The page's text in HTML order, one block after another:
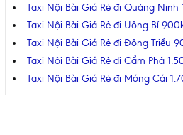
Taxi Nội Bài Giá Rẻ đi Quảng Ninh
Taxi Nội Bài Giá Rẻ đi Uông Bí
Taxi Nội Bài Giá Rẻ đi Đông Triều
Taxi Nội Bài Giá Rẻ đi Cẩm Phả
Taxi Nội Bài Giá Rẻ đi Móng Cái